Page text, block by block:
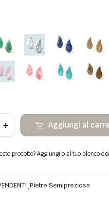
Aggiungi al
prodotto? Aggiungilo al tuo elenco
,Pietre Semipreziose